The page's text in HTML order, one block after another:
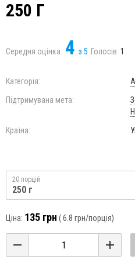
250 Г
Середня оцінка: 4 з 5 Голосів: 1
Категорія:
Підтримувана мета:
Країна:
20 порцій
250 г
Ціна: 135 грн (6.8 грн/порція)